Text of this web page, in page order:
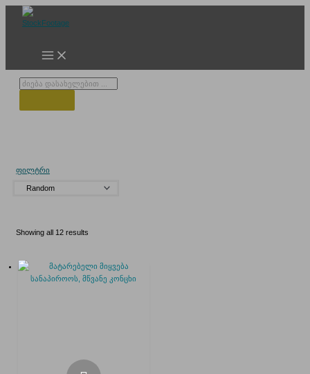
Products
ფილტრი
Showing all 12 results